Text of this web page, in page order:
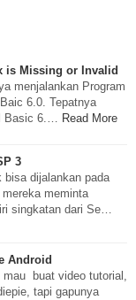
is Missing or Invalid
menjalankan Program
6.0. Tepatnya
Basic 6.… Read More
3
bisa dijalankan pada
meminta
singkatan dari Se…
Android
mau buat video tutorial,
tapi gapunya